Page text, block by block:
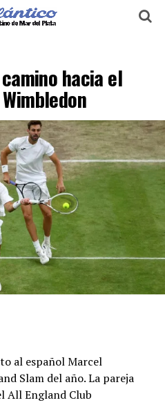
hacia el
al español Marcel
Slam del año. La pareja
All England Club